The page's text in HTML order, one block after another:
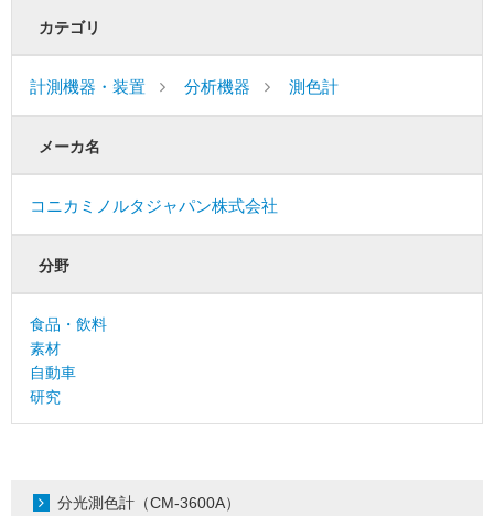
カテゴリ
計測機器・装置 分析機器 測色計
メーカ名
コニカミノルタジャパン株式会社
分野
食品・飲料
素材
自動車
研究
分光測色計（CM-3600A）